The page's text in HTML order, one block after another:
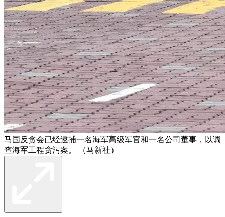
马国反贪会已经逮捕一名海军高级军官和一名公司董事，以调
查海军工程贪污案。 （马新社）